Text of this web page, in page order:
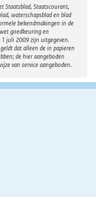
Staatsblad, Staatscourant,
waterschapsblad en blad
bekendmakingen in de
goedkeuring en
1 juli 2009 zijn uitgegeven.
dat alleen de in papieren
de hier aangeboden
van service aangeboden.